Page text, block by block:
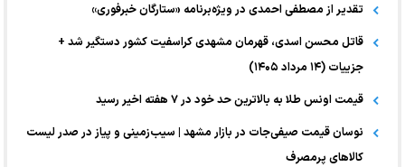
تقدیر از مصطفی احمدی در ویژه‌برنامه «ستارگان خبرفوری»
قاتل محسن اسدی، قهرمان مشهدی کراسفیت کشور دستگیر شد +
جزییات (۱۴ مرداد ۱۴۰۵)
قیمت اونس طلا به بالاترین حد خود در ۷ هفته اخیر رسید
نوسان قیمت صیفی‌جات در بازار مشهد | سیب‌زمینی و پیاز در صدر لیست
کالا‌های پرمصرف